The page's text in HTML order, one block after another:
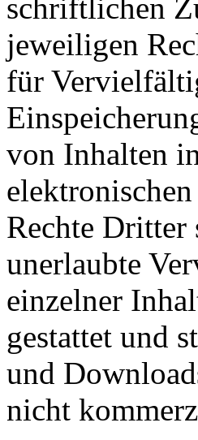
schriftlichen
jeweiligen
für
von Inhalten
Rechte Dritter
unerlaubte
einzelner
gestattet und
und
nicht